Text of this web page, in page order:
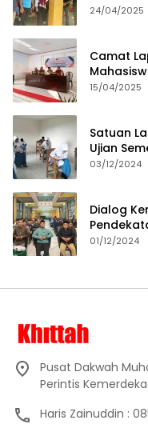
24/04/2025
Camat
15/04/2025
Satuan
Ujian
Proses
03/12/2024
Dialog
01/12/2024
Pusat Dakwah
Perintis
Haris Zainuddin :